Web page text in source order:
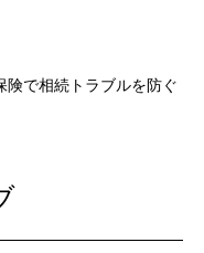
険で相続トラブルを防ぐ